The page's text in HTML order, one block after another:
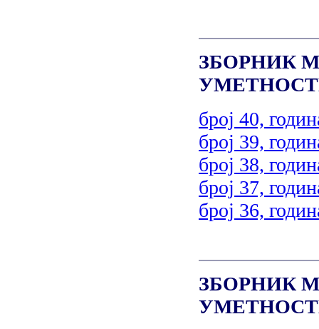
ЗБОРНИК
број 40,
број 39,
број 38,
број 37,
број 36,
ЗБОРНИК